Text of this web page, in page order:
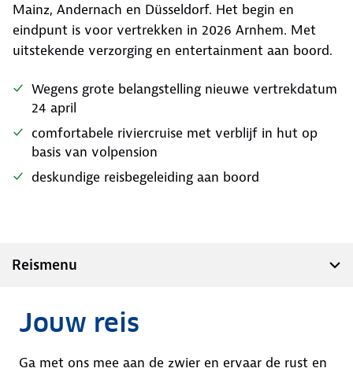
Mainz, Andernach en Düsseldorf. Het begin en
eindpunt is voor vertrekken in 2026 Arnhem. Met
uitstekende verzorging en entertainment aan boord.
Wegens grote belangstelling nieuwe vertrekdatum
24 april
comfortabele riviercruise met verblijf in hut op
basis van volpension
deskundige reisbegeleiding aan boord
Reismenu
Jouw reis
Ga met ons mee aan de zwier en ervaar de rust en